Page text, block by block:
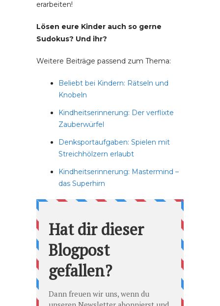
erarbeiten!
Lösen eure Kinder auch so gerne
Sudokus? Und ihr?
Weitere Beiträge passend zum Thema:
Beliebt bei Kindern: Rätseln und
Knobeln
Kindheitserinnerung: Der verflixte
Zauberwürfel
Denksportaufgaben: Spielen mit
Streichhölzern erlaubt
Kindheitserinnerung: Mastermind –
das Superhirn